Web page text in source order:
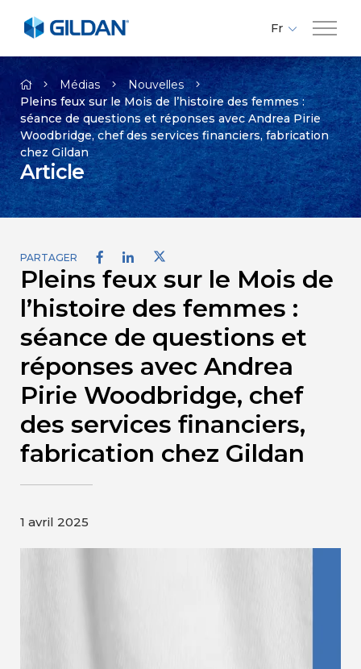
Compagnie
Marques
Investisseurs
Médias
Carrières
Contact
Page d’accueil de Gildan et
HanesBrands
Fr
En
Es
Médias
Nouvelles
Pleins feux sur le Mois de l’histoire des femmes :
séance de questions et réponses avec Andrea Pirie
Woodbridge, chef des services financiers, fabrication
chez Gildan
Article
PARTAGER
Pleins feux sur le Mois de
l’histoire des femmes :
séance de questions et
réponses avec Andrea
Pirie Woodbridge, chef
des services financiers,
fabrication chez Gildan
1 avril 2025